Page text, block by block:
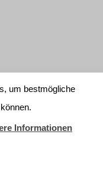
um bestmögliche
Informationen